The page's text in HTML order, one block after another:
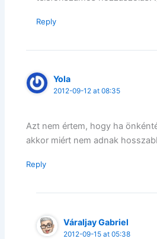
Reply
Yola
2012-09-12 at 08:35
Azt nem értem, hogy ha
akkor miért nem adnak
Reply
Váraljay Gabriel
2012-09-15 at 05:38